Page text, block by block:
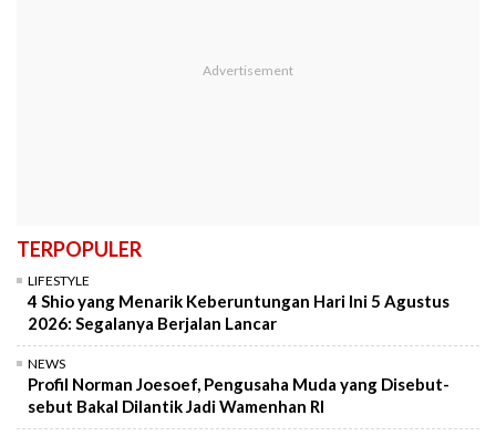
TERPOPULER
LIFESTYLE
4 Shio yang Menarik Keberuntungan Hari Ini 5 Agustus
2026: Segalanya Berjalan Lancar
NEWS
Profil Norman Joesoef, Pengusaha Muda yang Disebut-
sebut Bakal Dilantik Jadi Wamenhan RI